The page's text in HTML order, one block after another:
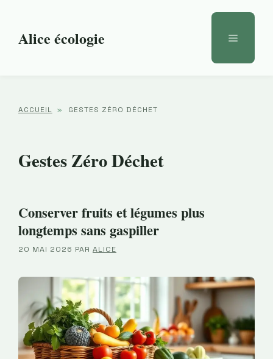
contenuAlice écologie Menu
ACCUEIL » GESTES ZÉRO DÉCHET
Gestes Zéro Déchet
Conserver fruits et légumes plus
longtemps sans gaspiller
20 MAI 2026 PAR ALICE